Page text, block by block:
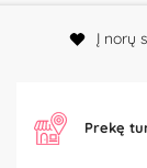
Į norų
Prekę